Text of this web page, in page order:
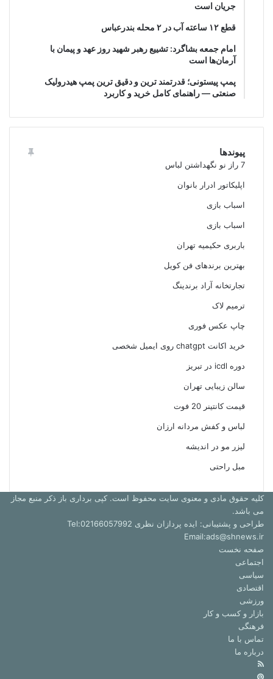
جریان است
قطع ۱۲ ساعته آب در ۲ محله بندرعباس
امام جمعه بشاگرد: تشییع رهبر شهید روز عهد و پیمان با
آرمان‌ها است
پمپ پیستونی؛ قدرتمند ترین و دقیق‌ ترین پمپ هیدرولیک
صنعتی — راهنمای کامل خرید و کاربرد
پیوندها
7 راز نو نگهداشتن لباس
اپلیکاتور ادرار بانوان
اسباب بازی
اسباب بازی
باربری حکیمیه تهران
بهترین برندهای فن کویل
تجارتخانه آراد برندینگ
ترمیم لاک
چاپ عکس فوری
خرید اکانت chatgpt روی ایمیل شخصی
دوره icdl در تبریز
سالن زیبایی تهران
قیمت کانتینر 20 فوت
لباس و کفش مردانه ارزان
لیزر مو در اندیشه
مبل راحتی
کلیه حقوق مادی و معنوی سایت محفوظ است. کپی برداری باز ذکر منبع مجاز
می باشد.
طراحی و پشتیبانی: ایده پردازان نظری Tel:02166057992
Email:ads@shnews.ir
صفحه نخست
اجتماعی
سیاسی
اقتصادی
ورزشی
بازار و کسب و کار
فرهنگی
تماس با ما
درباره ما